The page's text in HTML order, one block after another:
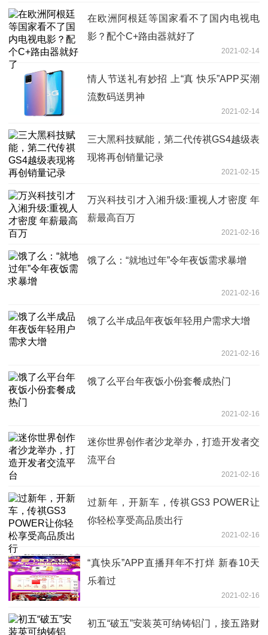
在欧洲阿根廷等国家看不了国内电视电
影？配个C+路由器就好了
2021-02-14
情人节送礼有妙招 上“真 快乐”APP买潮
流数码送男神
2021-02-14
三大黑科技赋能，第二代传祺GS4越级表
现将再创销量记录
2021-02-15
万兴科技引才入湘升级:重视人才密度 年
薪最高百万
2021-02-16
饿了么：“就地过年”令年夜饭需求暴增
2021-02-16
饿了么半成品年夜饭年轻用户需求大增
2021-02-16
饿了么平台年夜饭小份套餐成热门
2021-02-16
迷你世界创作者沙龙举办，打造开发者交
流平台
2021-02-16
过新年，开新车，传祺GS3 POWER让
你轻松享受高品质出行
2021-02-16
“真快乐”APP直播拜年不打烊 新春10天
乐着过
2021-02-16
初五“破五”安装英可纳铸铝门，接五路财